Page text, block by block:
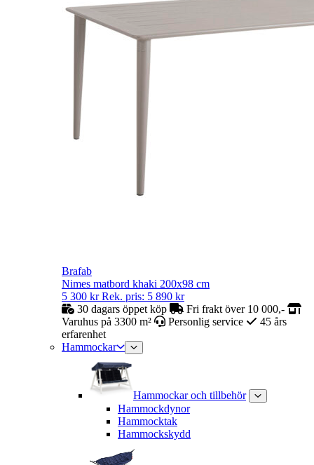
Brafab
Nimes matbord khaki 200x98 cm
5 300 kr Rek. pris: 5 890 kr
30 dagars öppet köp
Fri frakt över 10 000,-
Varuhus på 3300 m²
Personlig service
45 års
erfarenhet
Hammockar
Hammockar och tillbehör
Hammockdynor
Hammocktak
Hammockskydd